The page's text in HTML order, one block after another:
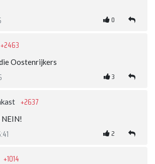
0
+2463
Oostenrijkers
3
+2637
2
+1014